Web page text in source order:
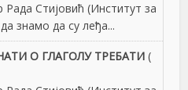
Стијовић (Институт за
знамо да су леђа...
О ГЛАГОЛУ ТРЕБАТИ (